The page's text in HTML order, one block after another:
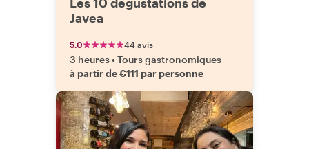
Javea
5.0 44 avis
3 heures•Tours gastronomiques
à partir de €111 par personne